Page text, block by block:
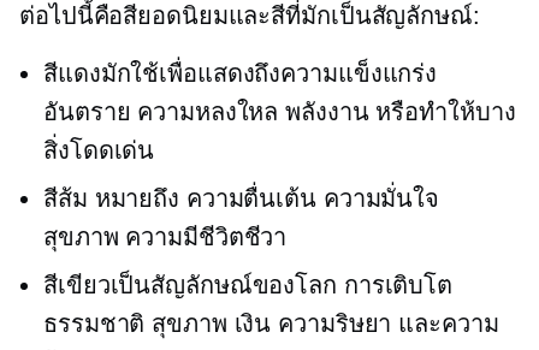
ต่อไปนี้คือสียอดนิยมและสีที่มักเป็นสัญลักษณ์:
สีแดงมักใช้เพื่อแสดงถึงความแข็งแกร่ง
อันตราย ความหลงใหล พลังงาน หรือทำให้บาง
สิ่งโดดเด่น
สีส้ม หมายถึง ความตื่นเต้น ความมั่นใจ
สุขภาพ ความมีชีวิตชีวา
สีเขียวเป็นสัญลักษณ์ของโลก การเติบโต
ธรรมชาติ สุขภาพ เงิน ความริษยา และความ